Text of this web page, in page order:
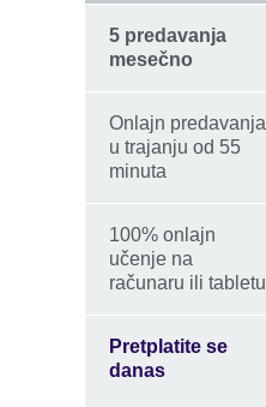
5 predavanja
mesečno
Onlajn predavanja
u trajanju od 55
minuta
100% onlajn
učenje na
računaru ili tabletu
Pretplatite se
danas